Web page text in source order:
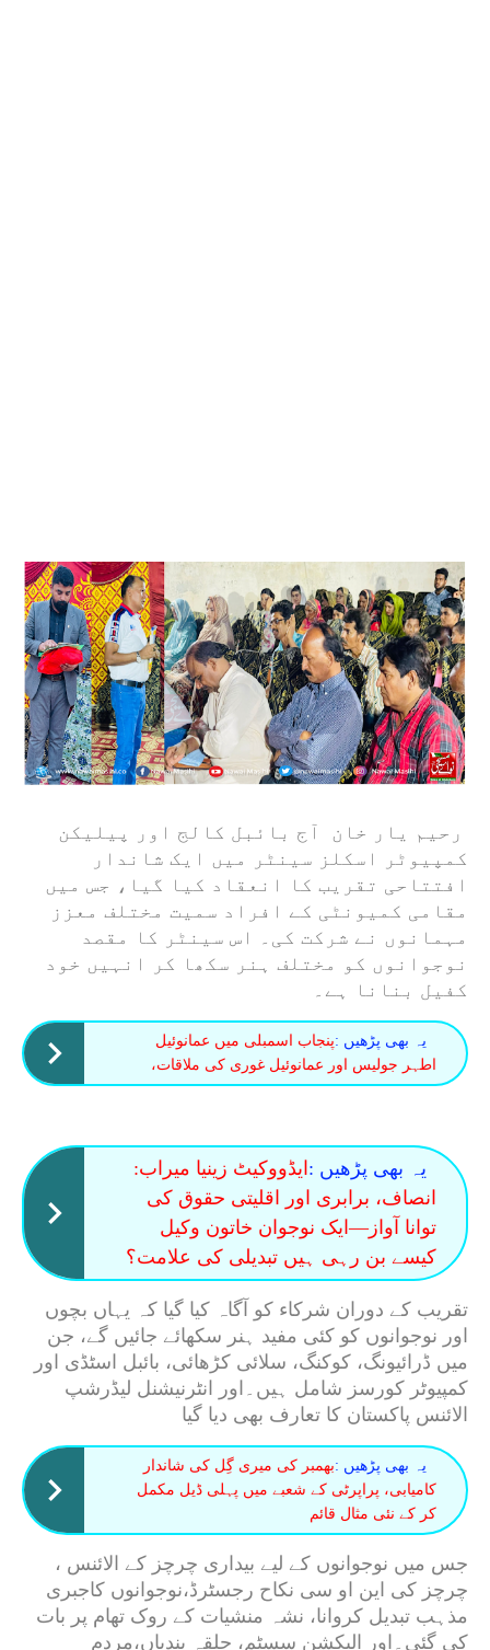
رحیم یار خان آج بائبل کالج اور پیلیکن
کمپیوٹر اسکلز سینٹر میں ایک شاندار
افتتاحی تقریب کا انعقاد کیا گیا، جس میں
مقامی کمیونٹی کے افراد سمیت مختلف معزز
مہمانوں نے شرکت کی۔ اس سینٹر کا مقصد
نوجوانوں کو مختلف ہنر سکھا کر انہیں خود
کفیل بنانا ہے۔
یہ بھی پڑھیں :پنجاب اسمبلی میں عمانوئیل
اطہر جولیس اور عمانوئیل غوری کی ملاقات،
یہ بھی پڑھیں :ایڈووکیٹ زینیا میراب:
انصاف، برابری اور اقلیتی حقوق کی
توانا آواز—ایک نوجوان خاتون وکیل
کیسے بن رہی ہیں تبدیلی کی علامت؟
تقریب کے دوران شرکاء کو آگاہ کیا گیا کہ یہاں بچوں
اور نوجوانوں کو کئی مفید ہنر سکھائے جائیں گے، جن
میں ڈرائیونگ، کوکنگ، سلائی کڑھائی، بائبل اسٹڈی اور
کمپیوٹر کورسز شامل ہیں۔اور انٹرنیشنل لیڈرشپ
الائنس پاکستان کا تعارف بھی دیا گیا
یہ بھی پڑھیں :بھمبر کی میری گِل کی شاندار
کامیابی، پراپرٹی کے شعبے میں پہلی ڈیل مکمل
کر کے نئی مثال قائم
جس میں نوجوانوں کے لیے بیداری چرچز کے الائنس ،
چرچز کی این او سی نکاح رجسٹرڈ،نوجوانوں کاجبری
مذہب تبدیل کروانا، نشہ منشیات کے روک تھام پر بات
کی گئی۔اور الیکشن سسٹم، حلقہ بندیاں،مردم